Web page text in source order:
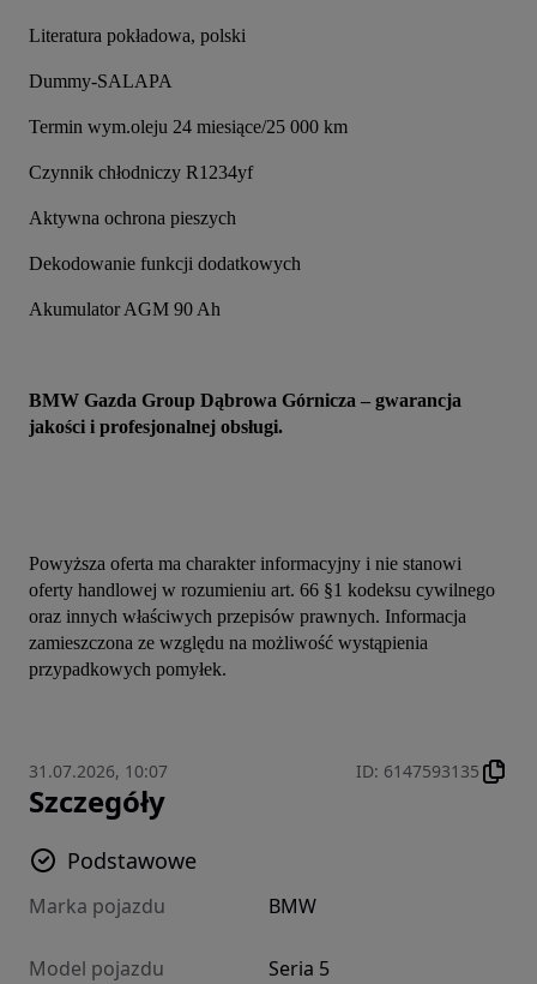
Literatura pokładowa, polski
Dummy-SALAPA
Termin wym.oleju 24 miesiące/25 000 km
Czynnik chłodniczy R1234yf
Aktywna ochrona pieszych
Dekodowanie funkcji dodatkowych
Akumulator AGM 90 Ah
BMW Gazda Group Dąbrowa Górnicza – gwarancja
jakości i profesjonalnej obsługi.
Powyższa oferta ma charakter informacyjny i nie stanowi
oferty handlowej w rozumieniu art. 66 §1 kodeksu cywilnego
oraz innych właściwych przepisów prawnych. Informacja
zamieszczona ze względu na możliwość wystąpienia
przypadkowych pomyłek.
31.07.2026, 10:07 ID: 6147593135
Szczegóły
Podstawowe
Marka pojazdu BMW
Model pojazdu Seria 5